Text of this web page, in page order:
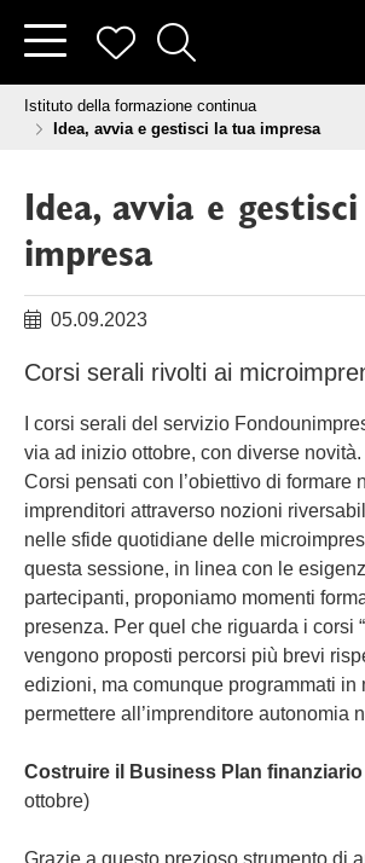
Tu sei qui:
Istituto della formazione continua
Idea, avvia e gestisci la tua impresa
Idea, avvia e
impresa
05.09.2023
Corsi serali rivolti ai
I corsi serali del servizio
via ad inizio ottobre, con diverse novità.
Corsi pensati con l’obiettivo di formare
imprenditori attraverso nozioni
nelle sfide quotidiane delle
questa sessione, in linea con le
partecipanti, proponiamo momenti
presenza. Per quel che riguarda i corsi
vengono proposti percorsi più brevi
edizioni, ma comunque programmati in
permettere all’imprenditore autonomia
Costruire il Business Plan finanziario
ottobre)
Grazie a questo prezioso strumento di